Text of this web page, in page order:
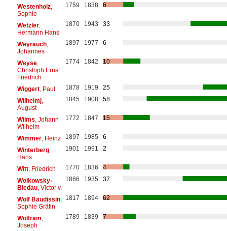
Westenholz,
Sophie
1759 1838 6
Wetzler,
Hermann Hans
1870 1943 33
Weyrauch,
Johannes
1897 1977 6
Weyse,
Christoph Ernst
Friedrich
1774 1842 10
Wiggert, Paul 1878 1919
25
Wilhelmj,
August
1845 1908 58
Wilms , Johann
Wilhelm
1772 1847 15
Wimmer, Heinz 1897 1985
6
Winterberg,
Hans
1901 1991 2
Witt, Friedrich 1770 1836
4
Woikowsky-
Biedau, Victor v.
1866 1935 37
Wolf Baudissin,
Sophie Gräfin
1817 1894 62
Wolfram
Joseph
1789 1839 7